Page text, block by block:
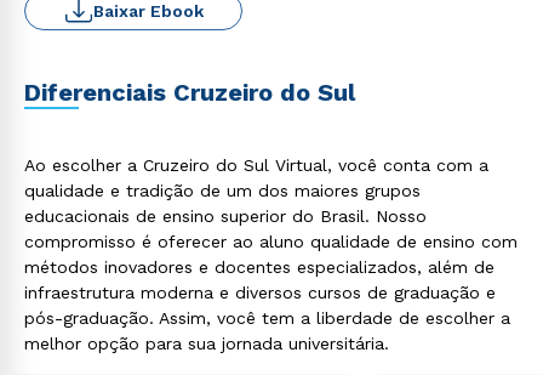
Baixar Ebook
Diferenciais Cruzeiro do Sul
Ao escolher a Cruzeiro do Sul Virtual, você conta com a
qualidade e tradição de um dos maiores grupos
educacionais de ensino superior do Brasil. Nosso
compromisso é oferecer ao aluno qualidade de ensino com
métodos inovadores e docentes especializados, além de
infraestrutura moderna e diversos cursos de graduação e
pós-graduação. Assim, você tem a liberdade de escolher a
melhor opção para sua jornada universitária.